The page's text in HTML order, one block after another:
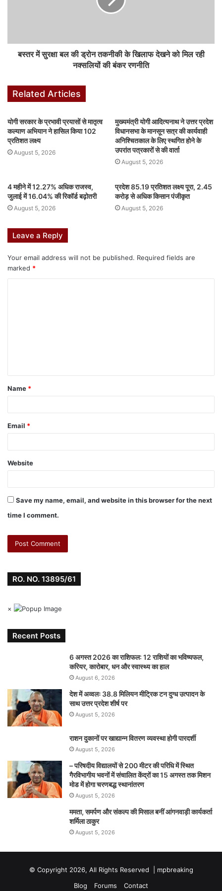
k
dI e
n
er
r
बस्तर में सुरक्षा बल की ड्रोन तकनीकी के खिलाफ देखने को मिल रही
नक्सलियों की बंकर रणनीति
Related Articles
योगी सरकार के प्रभावी प्रयासों से मातृत्व
कल्याण अभियान ने हासिल किया 102
प्रतिशत लक्ष्य
August 5, 2026
मुख्यमंत्री योगी आदित्यनाथ ने उत्तर प्रदेश
विधानसभा के मानसून सत्र की कार्यवाही
अनिश्चितकाल के लिए स्थगित होने के
उपरांत पत्रकारों से की वार्ता
August 5, 2026
4 महीने में 12.27% अधिक राजस्व,
जुलाई में 16.04% की रिकॉर्ड बढ़ोतरी
August 5, 2026
प्रदेश 85.19 प्रतिशत लक्ष्य पूरा, 2.45
करोड़ से अधिक किसान पंजीकृत
August 5, 2026
Leave a Reply
Your email address will not be published. Required fields are
marked *
Name *
Email *
Website
Save my name, email, and website in this browser for the next
time I comment.
RO. NO. 13895/61
×
Recent Posts
6 अगस्त 2026 का राशिफल: 12 राशियों का भविष्यफल,
करियर, कारोबार, धन और स्वास्थ्य का हाल
August 6, 2026
देश में अव्वलः 38.8 मिलियन मीट्रिक टन दुग्ध उत्पादन के
साथ उत्तर प्रदेश शीर्ष पर
August 5, 2026
राशन दुकानों पर खाद्यान्न वितरण व्यवस्था होगी पारदर्शी
August 5, 2026
– परिषदीय विद्यालयों से 200 मीटर की परिधि में स्थित
गैरविभागीय भवनों में संचालित केंद्रों का 15 अगस्त तक मिशन
मोड में होगा चरणबद्ध स्थानांतरण
August 5, 2026
ममता, समर्पण और संकल्प की मिसाल बनीं आंगनवाड़ी कार्यकर्ता
शर्मिला ठाकुर
August 5, 2026
© Copyright 2026, All Rights Reserved | mpbreaking
Blog
Forums Contact